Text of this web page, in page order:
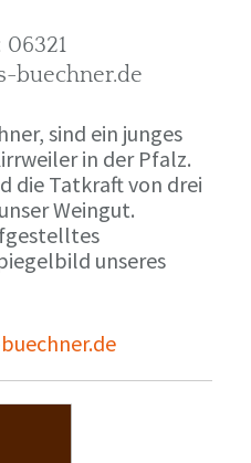
06321
buechner.de
sind ein junges
in der Pfalz.
die Tatkraft von drei
Weingut.
unseres